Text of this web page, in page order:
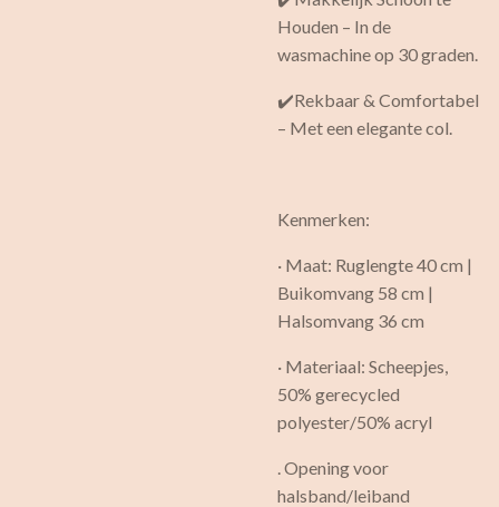
Houden – In de
wasmachine op 30 graden.
✔️Rekbaar & Comfortabel
– Met een elegante col.
Kenmerken:
· Maat: Ruglengte 40 cm |
Buikomvang 58 cm |
Halsomvang 36 cm
· Materiaal: Scheepjes,
50% gerecycled
polyester/50% acryl
. Opening voor
halsband/leiband